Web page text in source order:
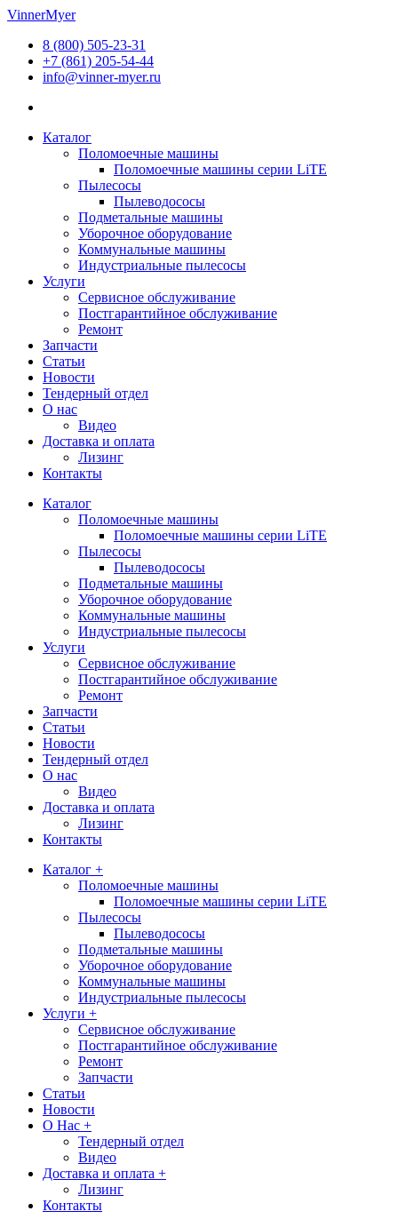
Перейти
содержимому
VinnerMyer
8 (800) 505-23-31
+7 (861) 205-54-44
info@vinner-myer.ru
Каталог
Поломоечные машины
Поломоечные машины серии LiTE
Пылесосы
Пылеводососы
Подметальные машины
Уборочное оборудование
Коммунальные машины
Индустриальные пылесосы
Услуги
Сервисное обслуживание
Постгарантийное обслуживание
Ремонт
Запчасти
Статьи
Новости
Тендерный отдел
О нас
Видео
Доставка и оплата
Лизинг
Контакты
Каталог
Поломоечные машины
Поломоечные машины серии LiTE
Пылесосы
Пылеводососы
Подметальные машины
Уборочное оборудование
Коммунальные машины
Индустриальные пылесосы
Услуги
Сервисное обслуживание
Постгарантийное обслуживание
Ремонт
Запчасти
Статьи
Новости
Тендерный отдел
О нас
Видео
Доставка и оплата
Лизинг
Контакты
Каталог +
Поломоечные машины
Поломоечные машины серии LiTE
Пылесосы
Пылеводососы
Подметальные машины
Уборочное оборудование
Коммунальные машины
Индустриальные пылесосы
Услуги +
Сервисное обслуживание
Постгарантийное обслуживание
Ремонт
Запчасти
Статьи
Новости
О Нас +
Тендерный отдел
Видео
Доставка и оплата +
Лизинг
Контакты